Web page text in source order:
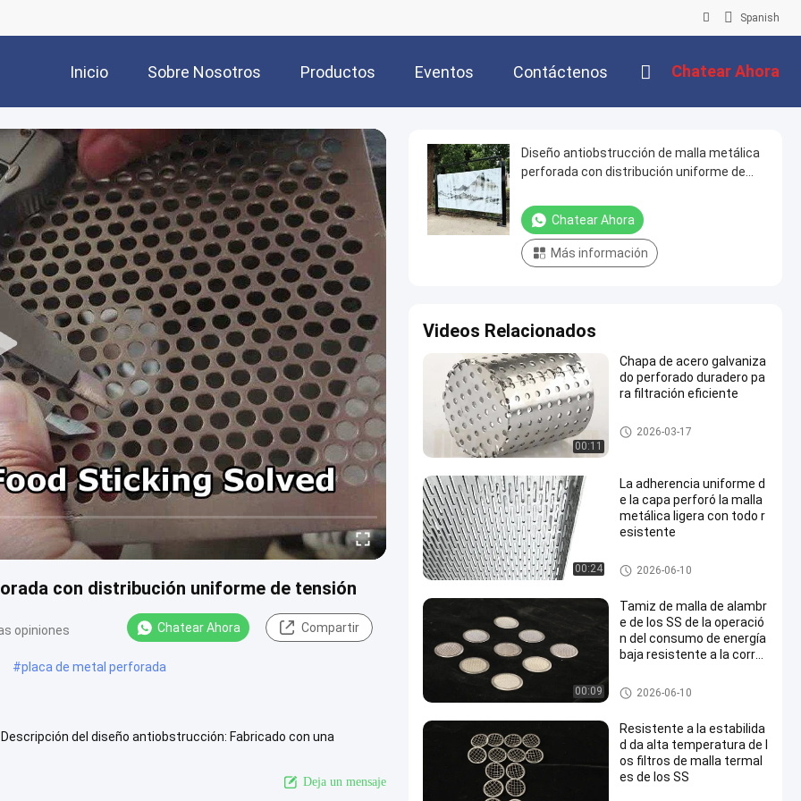
Spanish
Inicio Sobre Nosotros Productos Eventos Contáctenos Chatear Ahora
con distribución uniforme de tensión
opiniones Chatear Ahora Compartir
#placa de metal perforada
del diseño antiobstrucción: Fabricado con una
Deja un mensaje
Diseño antiobstrucción de malla metálica
perforada con distribución uniforme de
Chatear Ahora
Más información
Videos Relacionados
00:11
Chapa de acero galvaniza
do perforado duradero pa
ra filtración eficiente
Productos metálicos perforad
os
2026-03-17
00:24
La adherencia uniforme d
e la capa perforó la malla
metálica ligera con todo r
esistente
Productos metálicos perforad
os
2026-06-10
00:09
Tamiz de malla de alambr
e de los SS de la operació
n del consumo de energía
baja resistente a la corro
Filtros de malla SS
2026-06-10
Resistente a la estabilida
d da alta temperatura de l
os filtros de malla termal
es de los SS